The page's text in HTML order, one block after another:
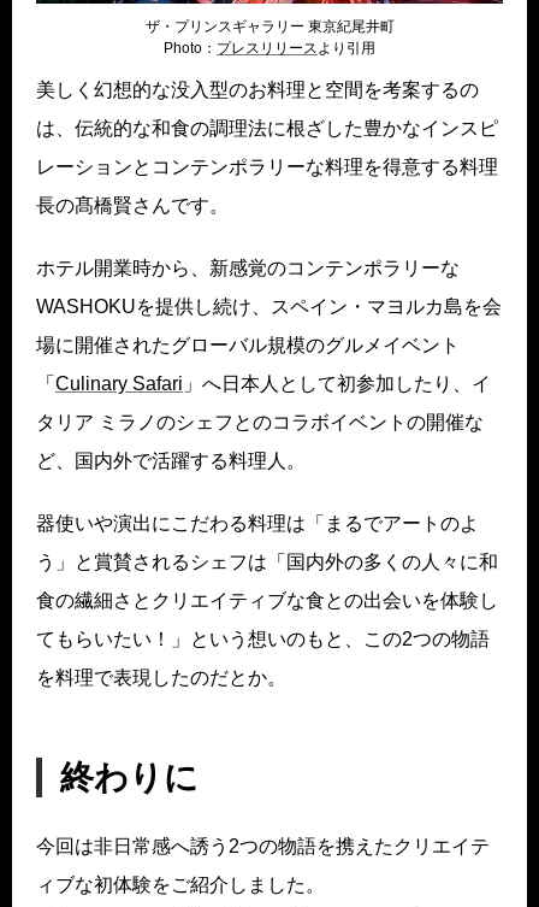
ザ・プリンスギャラリー 東京紀尾井町
Photo： プレスリリースより引用
美しく幻想的な没入型のお料理と空間を考案するの
は、伝統的な和食の調理法に根ざした豊かなインスピ
レーションとコンテンポラリーな料理を得意する料理
長の髙橋賢さんです。
ホテル開業時から、新感覚のコンテンポラリーな
WASHOKUを提供し続け、スペイン・マヨルカ島を会
場に開催されたグローバル規模のグルメイベント
「 Culinary Safari 」へ日本人として初参加したり、イ
タリア ミラノのシェフとのコラボイベントの開催な
ど、国内外で活躍する料理人。
器使いや演出にこだわる料理は「まるでアートのよ
う」と賞賛されるシェフは「国内外の多くの人々に和
食の繊細さとクリエイティブな食との出会いを体験し
てもらいたい！」という想いのもと、この2つの物語
を料理で表現したのだとか。
終わりに
今回は非日常感へ誘う2つの物語を携えたクリエイテ
ィブな初体験をご紹介しました。